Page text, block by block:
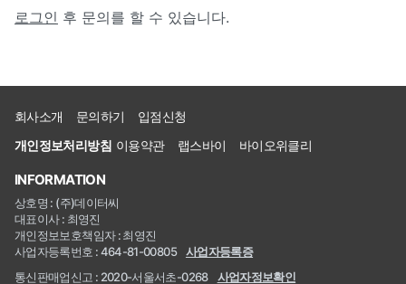
로그인 후 문의를 할 수 있습니다.
회사소개 문의하기
입점신청
개인정보처리방침 이용약관 랩스바이 바이오위클리
INFORMATION
상호명 : (주)데이터씨
대표이사 : 최영진
개인정보보호책임자 : 최영진
사업자등록번호 : 464-81-00805
사업자등록증
통신판매업신고 : 2020-서울서초-0268
사업자정보확인